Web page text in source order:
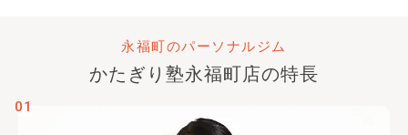
永福町のパーソナルジム
かたぎり塾永福町店の特長
01